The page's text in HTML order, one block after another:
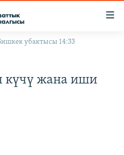
убактысы 14:33
күчү жана иши